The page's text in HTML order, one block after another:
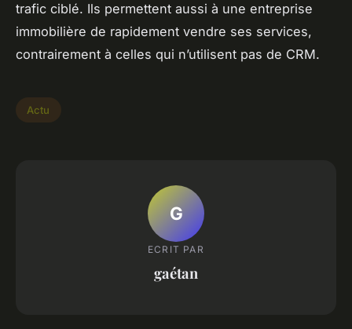
trafic ciblé. Ils permettent aussi à une entreprise
immobilière de rapidement vendre ses services,
contrairement à celles qui n’utilisent pas de CRM.
Actu
G
ECRIT PAR
gaétan